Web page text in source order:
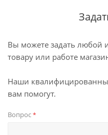
Вы можете задать любой
товару или работе
Наши
вам помогут.
Вопрос*